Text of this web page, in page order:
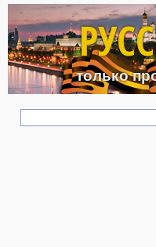
только